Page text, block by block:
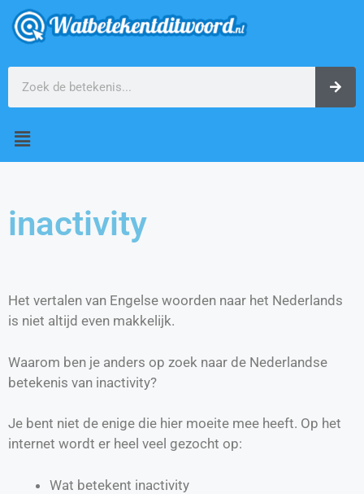
inactivity
Het vertalen van Engelse woorden naar het Nederlands
is niet altijd even makkelijk.
Waarom ben je anders op zoek naar de Nederlandse
betekenis van inactivity?
Je bent niet de enige die hier moeite mee heeft. Op het
internet wordt er heel veel gezocht op:
Wat betekent inactivity